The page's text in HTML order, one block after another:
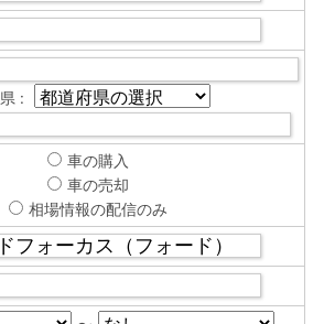
:
車の購入
車の売却
相場情報の配信のみ